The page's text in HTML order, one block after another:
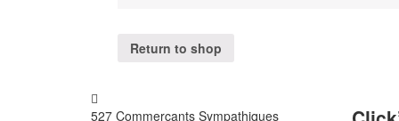
Return to shop
527 Commerçants Sympathiques